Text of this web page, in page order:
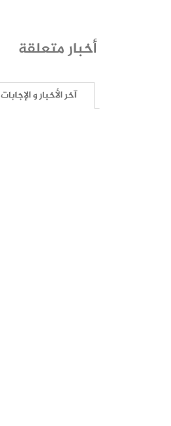
أخبار متعلقة
آخر الأخبار و الإجابات